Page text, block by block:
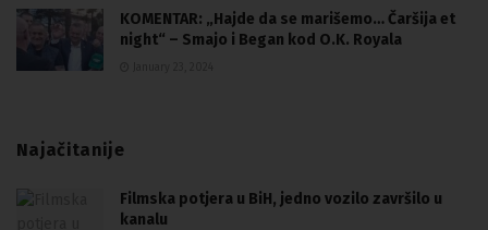
KOMENTAR: „Hajde da se marišemo… Čaršija et
night“ – Smajo i Began kod O.K. Royala
Najačitanije
Filmska potjera u BiH, jedno vozilo završilo u
kanalu